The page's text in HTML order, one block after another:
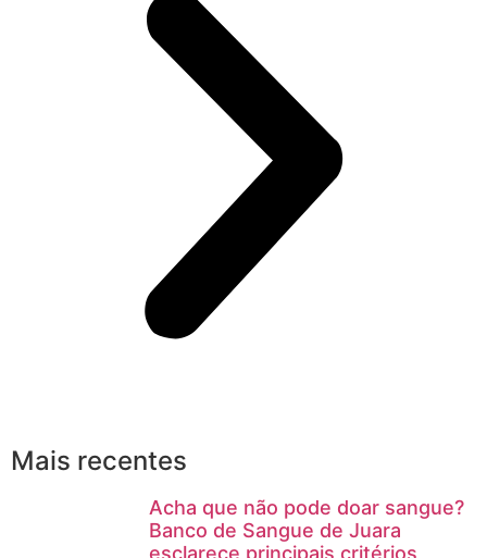
Mais recentes
Acha que não pode doar sangue?
Banco de Sangue de Juara
esclarece principais critérios